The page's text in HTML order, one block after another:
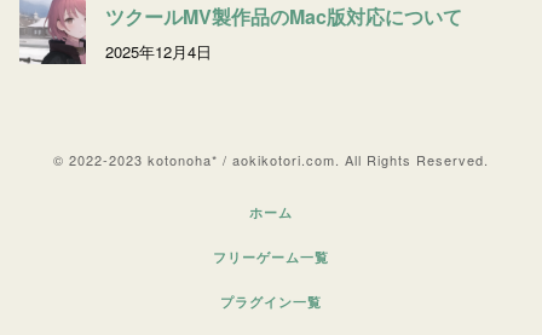
ツクールMV製作品のMac版対応について
2025年12月4日
© 2022-2023 kotonoha* / aokikotori.com. All Rights Reserved.
ホーム
フリーゲーム一覧
プラグイン一覧